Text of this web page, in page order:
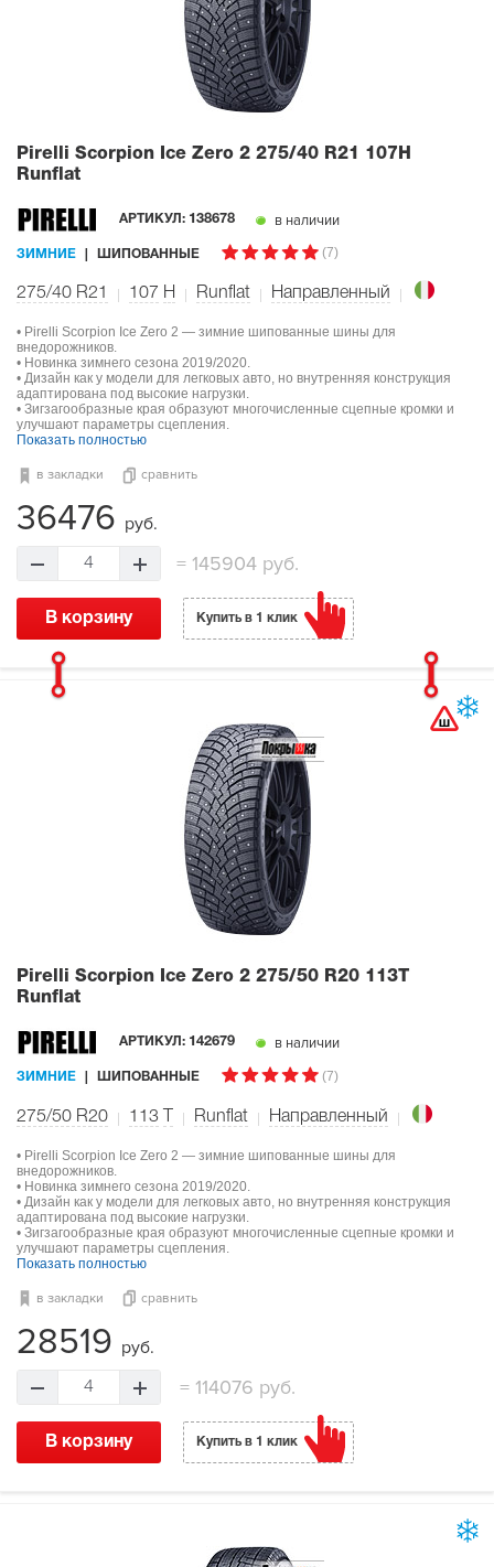
Pirelli Scorpion Ice Zero 2 275/40 R21 107H
Runflat
АРТИКУЛ: 138678 в наличии
ЗИМНИЕ ШИПОВАННЫЕ (7)
275/40 R21 107 H Runflat Направленный
• Pirelli Scorpion Ice Zero 2 — зимние шипованные шины для
внедорожников.
• Новинка зимнего сезона 2019/2020.
• Дизайн как у модели для легковых авто, но внутренняя конструкция
адаптирована под высокие нагрузки.
• Зигзагообразные края образуют многочисленные сцепные кромки и
улучшают параметры сцепления.
Показать полностью
в закладки сравнить
36476 руб.
4 = 145904 руб.
В корзину Купить в 1 клик
Pirelli Scorpion Ice Zero 2 275/50 R20 113T
Runflat
АРТИКУЛ: 142679 в наличии
ЗИМНИЕ ШИПОВАННЫЕ (7)
275/50 R20 113 Runflat Направленный
• Pirelli Scorpion Ice Zero 2 — зимние шипованные шины для
внедорожников.
• Новинка зимнего сезона 2019/2020.
• Дизайн как у модели для легковых авто, но внутренняя конструкция
адаптирована под высокие нагрузки.
• Зигзагообразные края образуют многочисленные сцепные кромки и
улучшают параметры сцепления.
Показать полностью
в закладки сравнить
28519 руб.
4 = 114076 руб.
В корзину Купить в 1 клик